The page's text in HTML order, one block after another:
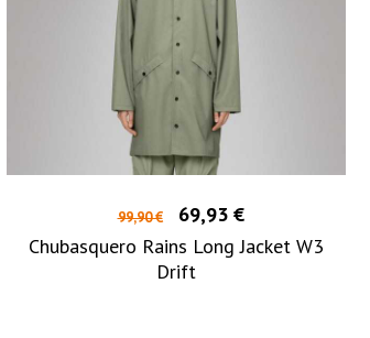
99,90 €
69,93 €
Chubasquero Rains Long Jacket W3
Drift